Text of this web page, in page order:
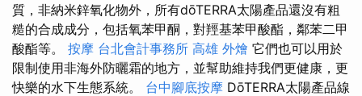
質，非納米鋅氧化物外，所有dōTERRA太陽產品還沒有粗
糙的合成成分，包括氧苯甲酮，對羥基苯甲酸酯，鄰苯二甲
酸酯等。 按摩 台北會計事務所 高雄 外燴 它們也可以用於
限制使用非海外防曬霜的地方，並幫助維持我們更健康，更
快樂的水下生態系統。 台中腳底按摩 DōTERRA太陽產品線